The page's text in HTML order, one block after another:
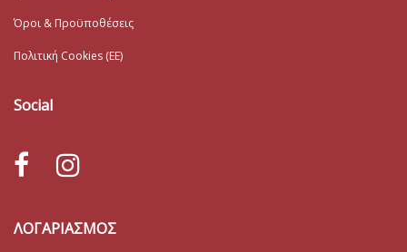
Όροι & Προϋποθέσεις
Πολιτική Cookies (ΕΕ)
Social
ΛΟΓΑΡΙΑΣΜΟΣ